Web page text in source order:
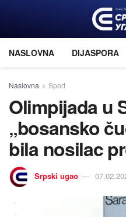
NASLOVNA DIJASPORA
Naslovna Sport
Olimpijada u
„bosansko
bila nosilac
Srpski ugao